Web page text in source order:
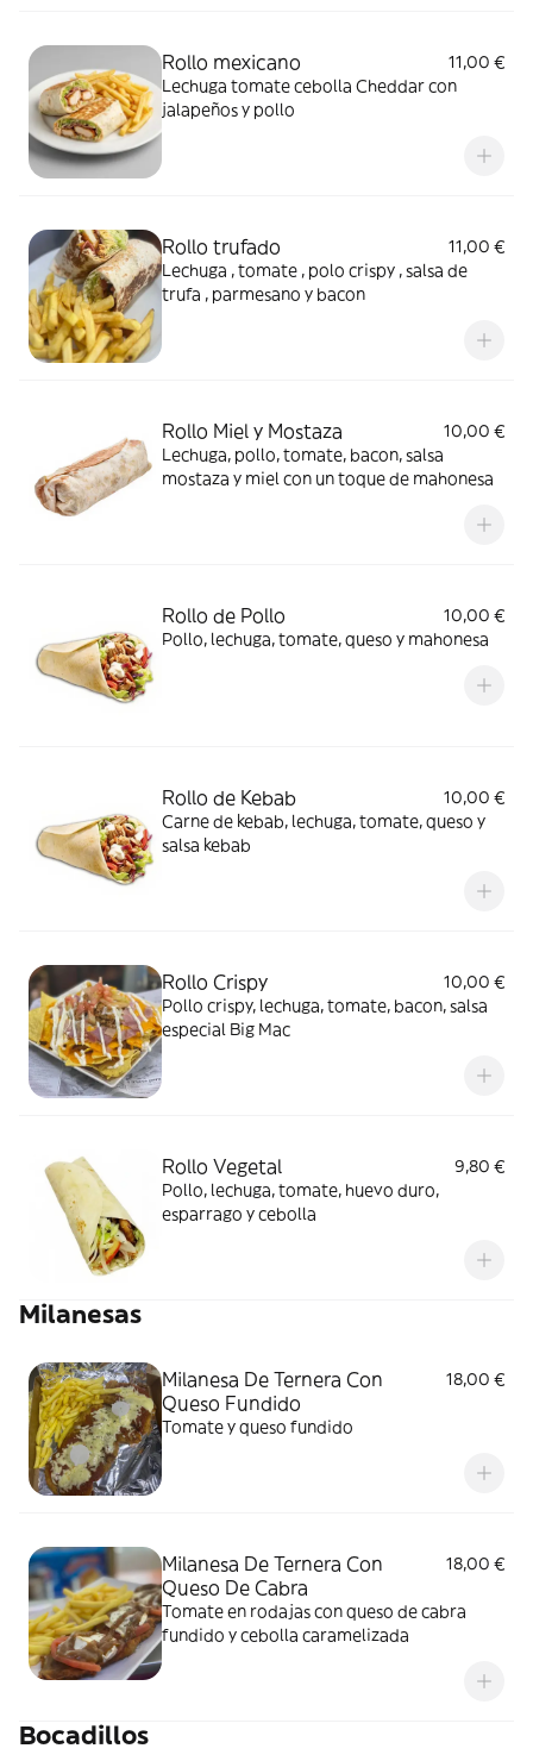
Rollo mexicano
11,00 €
Lechuga tomate cebolla Cheddar con
jalapeños y pollo
Rollo trufado
11,00 €
Lechuga , tomate , polo crispy , salsa de
trufa , parmesano y bacon
Rollo Miel y Mostaza
10,00 €
Lechuga, pollo, tomate, bacon, salsa
mostaza y miel con un toque de mahonesa
Rollo de Pollo
10,00 €
Pollo, lechuga, tomate, queso y mahonesa
Rollo de Kebab
10,00 €
Carne de kebab, lechuga, tomate, queso y
salsa kebab
Rollo Crispy
10,00 €
Pollo crispy, lechuga, tomate, bacon, salsa
especial Big Mac
Rollo Vegetal
9,80 €
Pollo, lechuga, tomate, huevo duro,
esparrago y cebolla
Milanesas
Milanesa De Ternera Con
Queso Fundido
18,00 €
Tomate y queso fundido
Milanesa De Ternera Con
Queso De Cabra
18,00 €
Tomate en rodajas con queso de cabra
fundido y cebolla caramelizada
Bocadillos